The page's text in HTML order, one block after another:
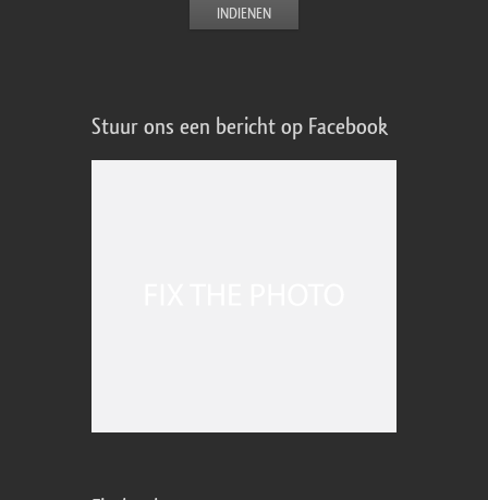
Stuur ons een bericht op Facebook